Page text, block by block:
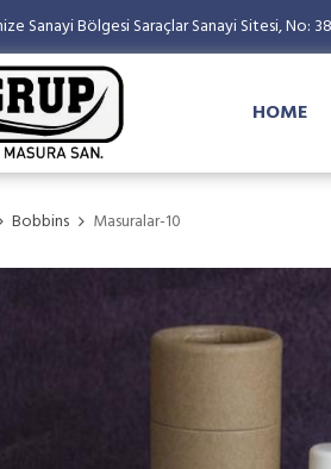
Sanayi Bölgesi Saraçlar Sanayi Sitesi, No:
HOME
Bobbins Masuralar-10